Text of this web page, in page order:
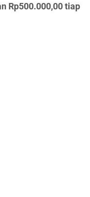
Rp500.000,00 tiap